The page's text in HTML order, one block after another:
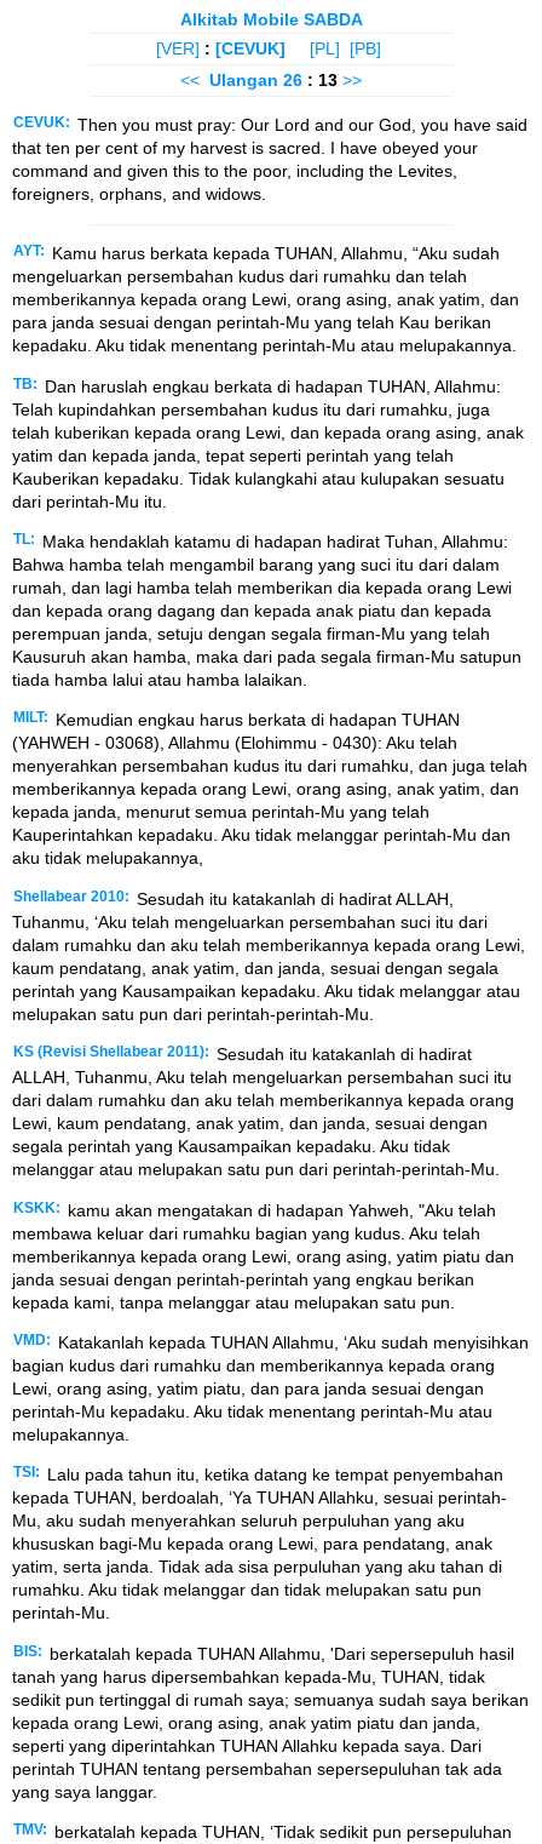
Alkitab Mobile SABDA
[VER] : [CEVUK] [PL]
[PB]
<< Ulangan 26 : 13 >>
CEVUK: Then you must pray: Our Lord and our God, you have said
that ten per cent of my harvest is sacred. I have obeyed your
command and given this to the poor, including the Levites,
foreigners, orphans, and widows.
AYT:
Kamu harus berkata kepada TUHAN, Allahmu, “Aku sudah
mengeluarkan persembahan kudus dari rumahku dan telah
memberikannya kepada orang Lewi, orang asing, anak yatim, dan
para janda sesuai dengan perintah-Mu yang telah Kau berikan
kepadaku. Aku tidak menentang perintah-Mu atau melupakannya.
TB:
Dan haruslah engkau berkata di hadapan TUHAN, Allahmu:
Telah kupindahkan persembahan kudus itu dari rumahku, juga
telah kuberikan kepada orang Lewi, dan kepada orang asing, anak
yatim dan kepada janda, tepat seperti perintah yang telah
Kauberikan kepadaku. Tidak kulangkahi atau kulupakan sesuatu
dari perintah-Mu itu.
TL:
Maka hendaklah katamu di hadapan hadirat Tuhan, Allahmu:
Bahwa hamba telah mengambil barang yang suci itu dari dalam
rumah, dan lagi hamba telah memberikan dia kepada orang Lewi
dan kepada orang dagang dan kepada anak piatu dan kepada
perempuan janda, setuju dengan segala firman-Mu yang telah
Kausuruh akan hamba, maka dari pada segala firman-Mu satupun
tiada hamba lalui atau hamba lalaikan.
MILT:
Kemudian engkau harus berkata di hadapan TUHAN
(YAHWEH - 03068), Allahmu (Elohimmu - 0430): Aku telah
menyerahkan persembahan kudus itu dari rumahku, dan juga telah
memberikannya kepada orang Lewi, orang asing, anak yatim, dan
kepada janda, menurut semua perintah-Mu yang telah
Kauperintahkan kepadaku. Aku tidak melanggar perintah-Mu dan
aku tidak melupakannya,
Shellabear 2010: Sesudah itu katakanlah di hadirat ALLAH,
Tuhanmu, ‘Aku telah mengeluarkan persembahan suci itu dari
dalam rumahku dan aku telah memberikannya kepada orang Lewi,
kaum pendatang, anak yatim, dan janda, sesuai dengan segala
perintah yang Kausampaikan kepadaku. Aku tidak melanggar atau
melupakan satu pun dari perintah-perintah-Mu.
KS (Revisi Shellabear 2011): Sesudah itu katakanlah di hadirat
ALLAH, Tuhanmu, Aku telah mengeluarkan persembahan suci itu
dari dalam rumahku dan aku telah memberikannya kepada orang
Lewi, kaum pendatang, anak yatim, dan janda, sesuai dengan
segala perintah yang Kausampaikan kepadaku. Aku tidak
melanggar atau melupakan satu pun dari perintah-perintah-Mu.
KSKK:
kamu akan mengatakan di hadapan Yahweh, "Aku telah
membawa keluar dari rumahku bagian yang kudus. Aku telah
memberikannya kepada orang Lewi, orang asing, yatim piatu dan
janda sesuai dengan perintah-perintah yang engkau berikan
kepada kami, tanpa melanggar atau melupakan satu pun.
VMD:
Katakanlah kepada TUHAN Allahmu, ‘Aku sudah menyisihkan
bagian kudus dari rumahku dan memberikannya kepada orang
Lewi, orang asing, yatim piatu, dan para janda sesuai dengan
perintah-Mu kepadaku. Aku tidak menentang perintah-Mu atau
melupakannya.
TSI:
Lalu pada tahun itu, ketika datang ke tempat penyembahan
kepada TUHAN, berdoalah, ‘Ya TUHAN Allahku, sesuai perintah-
Mu, aku sudah menyerahkan seluruh perpuluhan yang aku
khususkan bagi-Mu kepada orang Lewi, para pendatang, anak
yatim, serta janda. Tidak ada sisa perpuluhan yang aku tahan di
rumahku. Aku tidak melanggar dan tidak melupakan satu pun
perintah-Mu.
BIS:
berkatalah kepada TUHAN Allahmu, 'Dari sepersepuluh hasil
tanah yang harus dipersembahkan kepada-Mu, TUHAN, tidak
sedikit pun tertinggal di rumah saya; semuanya sudah saya berikan
kepada orang Lewi, orang asing, anak yatim piatu dan janda,
seperti yang diperintahkan TUHAN Allahku kepada saya. Dari
perintah TUHAN tentang persembahan sepersepuluhan tak ada
yang saya langgar.
TMV:
berkatalah kepada TUHAN, ‘Tidak sedikit pun persepuluhan